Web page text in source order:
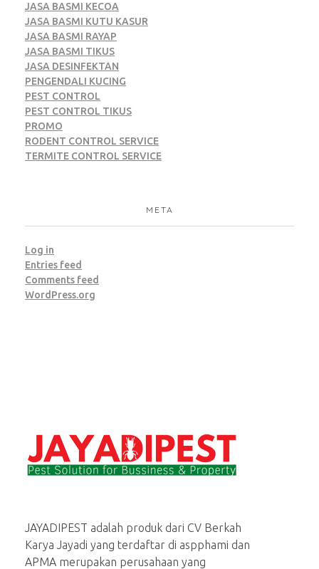
JASA BASMI KECOA
JASA BASMI KUTU KASUR
JASA BASMI RAYAP
JASA BASMI TIKUS
JASA DESINFEKTAN
PENGENDALI KUCING
PEST CONTROL
PEST CONTROL TIKUS
PROMO
RODENT CONTROL SERVICE
TERMITE CONTROL SERVICE
META
Log in
Entries feed
Comments feed
WordPress.org
JAYADIPEST adalah produk dari CV Berkah
Karya Jayadi yang terdaftar di aspphami dan
APMA merupakan perusahaan yang